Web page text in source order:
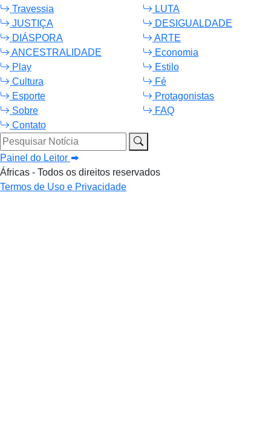
Travessia
LUTA
JUSTIÇA
DESIGUALDADE
DIÁSPORA
ARTE
ANCESTRALIDADE
Economia
Play
Estilo
Cultura
Fé
Esporte
Protagonistas
Sobre
FAQ
Contato
Pesquisar Notícia
Painel do Leitor
Áfricas - Todos os direitos reservados
Termos de Uso e Privacidade